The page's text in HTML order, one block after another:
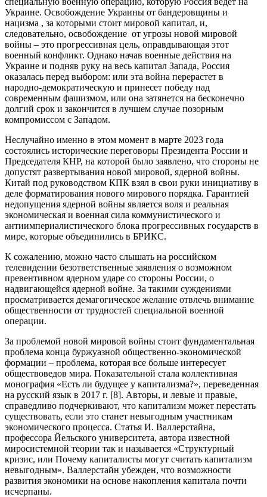
Украине. Освобождение Украины от бандеровщины и
нацизма , за которыми стоит мировой капитал, и,
следовательно, освобождение от угрозы новой мировой
войны – это прогрессивная цель, оправдывающая этот
военный конфликт. Однако начав военные действия на
Украине и подняв руку на весь капитал Запада, Россия
оказалась перед выбором: или эта война перерастет в
народно-демократическую и принесет победу над
современным фашизмом, или она затянется на бесконечно
долгий срок и закончится в лучшем случае позорным
компромиссом с Западом.
Неслучайно именно в этом момент в марте 2023 года
состоялись исторические переговоры Президента России и
Председателя КНР, на которой было заявлено, что стороны не
допустят развертывания новой мировой, ядерной войны.
Китай под руководством КПК взял в свои руки инициативу в
деле форматирования нового мирового порядка. Гарантией
недопущения ядерной войны является воля и реальная
экономическая и военная сила коммунистического и
антиимпериалистического блока прогрессивных государств в
мире, которые объединились в БРИКС.
К сожалению, можно часто слышать на российском
телевидении безответственные заявления о возможном
превентивном ядерном ударе со стороны России, о
надвигающейся ядерной войне. За такими суждениями
просматривается демагогическое желание отвлечь внимание
общественности от трудностей специальной военной
операции.
За проблемой новой мировой войны стоит фундаментальная
проблема конца буржуазной общественно-экономической
формации – проблема, которая все больше интересует
обществоведов мира. Показательной стала коллективная
монография «Есть ли будущее у капитализма?», переведенная
на русский язык в 2017 г. [8]. Авторы, и левые и правые,
справедливо подчеркивают, что капитализм может перестать
существовать, если это станет невыгодным участникам
экономического процесса. Статья И. Валлерстайна,
профессора Йельского университета, автора известной
миросистемной теории так и называется «Структурный
кризис, или Почему капиталисты могут считать капитализм
невыгодным». Валлерстайн убежден, что возможности
развития экономики на основе накопления капитала почти
исчерпаны.